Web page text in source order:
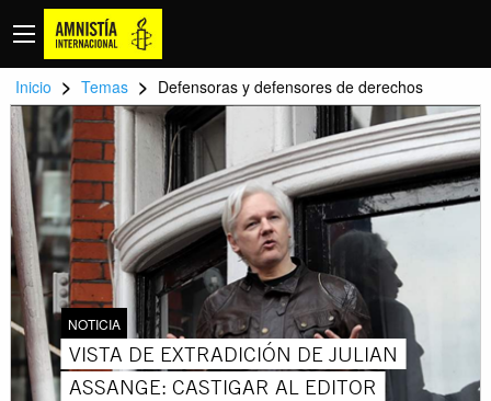
Inicio > Temas > Defensoras y defensores de derechos
NOTICIA
VISTA DE EXTRADICIÓN DE JULIAN
ASSANGE: CASTIGAR AL EDITOR